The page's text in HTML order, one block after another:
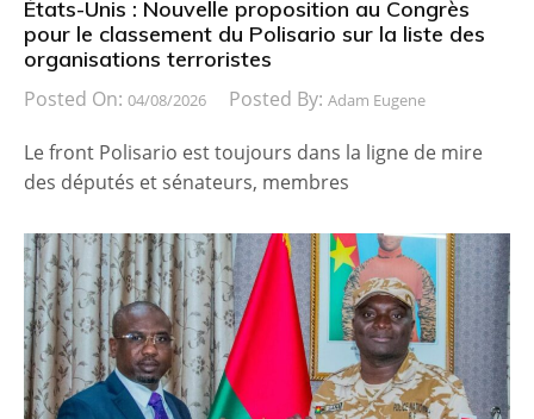
États-Unis : Nouvelle proposition au Congrès
pour le classement du Polisario sur la liste des
organisations terroristes
Posted On: 04/08/2026 Posted By: Adam Eugene
Le front Polisario est toujours dans la ligne de mire
des députés et sénateurs, membres